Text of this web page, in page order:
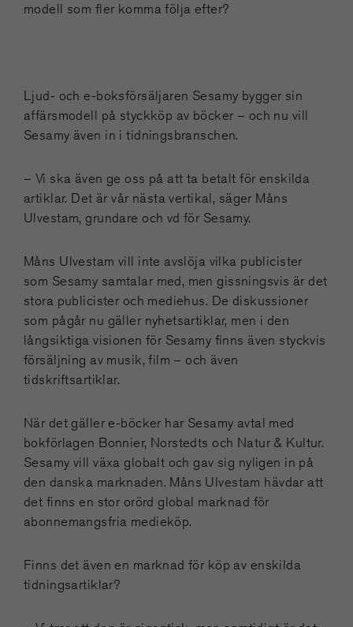
modell som fler komma följa efter?
Ljud- och e-boksförsäljaren Sesamy bygger sin
affärsmodell på styckköp av böcker – och nu vill
Sesamy även in i tidningsbranschen.
– Vi ska även ge oss på att ta betalt för enskilda
artiklar. Det är vår nästa vertikal, säger Måns
Ulvestam, grundare och vd för Sesamy.
Måns Ulvestam vill inte avslöja vilka publicister
som Sesamy samtalar med, men gissningsvis är det
stora publicister och mediehus. De diskussioner
som pågår nu gäller nyhetsartiklar, men i den
långsiktiga visionen för Sesamy finns även styckvis
försäljning av musik, film – och även
tidskriftsartiklar.
När det gäller e-böcker har Sesamy avtal med
bokförlagen Bonnier, Norstedts och Natur & Kultur.
Sesamy vill växa globalt och gav sig nyligen in på
den danska marknaden. Måns Ulvestam hävdar att
det finns en stor orörd global marknad för
abonnemangsfria medieköp.
Finns det även en marknad för köp av enskilda
tidningsartiklar?